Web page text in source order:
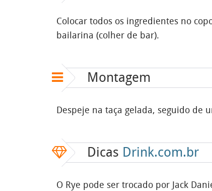
Colocar todos os ingredientes no
bailarina (colher de bar).
Montagem
Despeje na taça gelada, seguido de
Dicas Drink.com.br
O Rye pode ser trocado por Jack